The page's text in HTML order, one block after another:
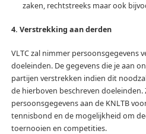
zaken, rechtstreeks maar ook
4. Verstrekking aan derden
VLTC zal nimmer persoonsgegevens
doeleinden. De gegevens die je aan
partijen verstrekken indien dit
de hierboven beschreven doeleinden.
persoonsgegevens aan de KNLTB
tennisbond en de mogelijkheid om
toernooien en competities.